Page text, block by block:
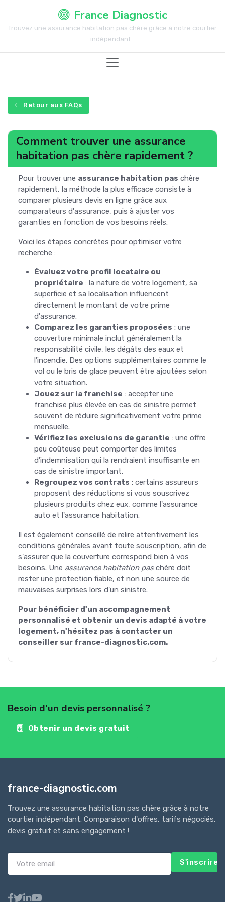
France Diagnostic
Trouvez une assurance habitation pas chère grâce à notre courtier
indépendant...
Retour aux FAQs
Comment trouver une assurance
habitation pas chère rapidement ?
Pour trouver une assurance habitation pas chère
rapidement, la méthode la plus efficace consiste à
comparer plusieurs devis en ligne grâce aux
comparateurs d'assurance, puis à ajuster vos
garanties en fonction de vos besoins réels.
Voici les étapes concrètes pour optimiser votre
recherche :
Évaluez votre profil locataire ou
propriétaire : la nature de votre logement, sa
superficie et sa localisation influencent
directement le montant de votre prime
d'assurance.
Comparez les garanties proposées : une
couverture minimale inclut généralement la
responsabilité civile, les dégâts des eaux et
l'incendie. Des options supplémentaires comme le
vol ou le bris de glace peuvent être ajoutées selon
votre situation.
Jouez sur la franchise : accepter une
franchise plus élevée en cas de sinistre permet
souvent de réduire significativement votre prime
mensuelle.
Vérifiez les exclusions de garantie : une offre
peu coûteuse peut comporter des limites
d'indemnisation qui la rendraient insuffisante en
cas de sinistre important.
Regroupez vos contrats : certains assureurs
proposent des réductions si vous souscrivez
plusieurs produits chez eux, comme l'assurance
auto et l'assurance habitation.
Il est également conseillé de relire attentivement les
conditions générales avant toute souscription, afin de
s'assurer que la couverture correspond bien à vos
besoins. Une assurance habitation paschère doit
rester une protection fiable, et non une source de
mauvaises surprises lors d'un sinistre.
Pour bénéficier d'un accompagnement
personnalisé et obtenir un devis adapté à votre
logement, n'hésitez pas à contacter un
conseiller sur france-diagnostic.com.
Besoin d'un devis personnalisé ?
Obtenir un devis gratuit
france-diagnostic.com
Trouvez une assurance habitation pas chère grâce à notre
courtier indépendant. Comparaison d'offres, tarifs négociés,
devis gratuit et sans engagement !
S'inscrire